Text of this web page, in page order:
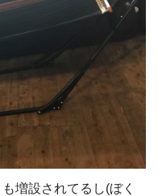
増設されてるし(ぼく